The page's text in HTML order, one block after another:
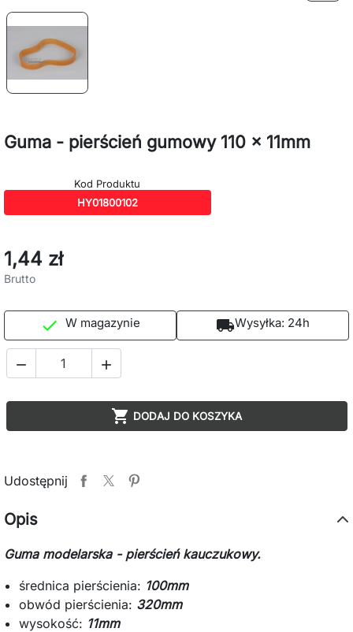
Guma - pierścień gumowy 110 x 11mm
Kod Produktu
HY01800102
1,44 zł
Brutto
 W magazynie local_shippingWysyłka: 24h
 
 DODAJ DO KOSZYKA
Udostępnij
Opis
Guma modelarska - pierścień kauczukowy.
średnica pierścienia: 100mm
obwód pierścienia: 320mm
wysokość: 11mm